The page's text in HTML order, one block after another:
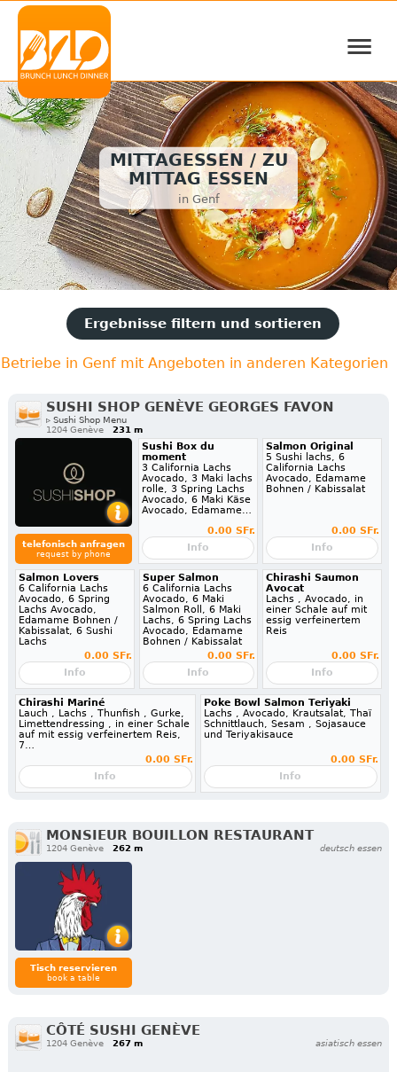
≡
MITTAGESSEN / ZU
MITTAG ESSEN
in Genf
Ergebnisse filtern und sortieren
Betriebe in Genf mit Angeboten in anderen Kategorien
SUSHI SHOP GENÈVE GEORGES FAVON
▹ Sushi Shop Menu
1204 Genève
231 m
telefonisch anfragen
request by phone
Sushi Box du
moment
3 California Lachs
Avocado, 3 Maki lachs
rolle, 3 Spring Lachs
Avocado, 6 Maki Käse
Avocado, Edamame…
0.00 SFr.
Info
Salmon Original
5 Sushi lachs, 6
California Lachs
Avocado, Edamame
Bohnen / Kabissalat
0.00 SFr.
Info
Salmon Lovers
6 California Lachs
Avocado, 6 Spring
Lachs Avocado,
Edamame Bohnen /
Kabissalat, 6 Sushi
Lachs
0.00 SFr.
Info
Super Salmon
6 California Lachs
Avocado, 6 Maki
Salmon Roll, 6 Maki
Lachs, 6 Spring Lachs
Avocado, Edamame
Bohnen / Kabissalat
0.00 SFr.
Info
Chirashi Saumon
Avocat
Lachs , Avocado, in
einer Schale auf mit
essig verfeinertem
Reis
0.00 SFr.
Info
Chirashi Mariné
Lauch , Lachs , Thunfish , Gurke,
Limettendressing , in einer Schale
auf mit essig verfeinertem Reis,
7…
0.00 SFr.
Info
Poke Bowl Salmon Teriyaki
Lachs , Avocado, Krautsalat, Thaï
Schnittlauch, Sesam , Sojasauce
und Teriyakisauce
0.00 SFr.
Info
MONSIEUR BOUILLON RESTAURANT
1204 Genève 262 m deutsch essen
Tisch reservieren
book a table
CÔTÉ SUSHI GENÈVE
1204 Genève 267 m asiatisch essen